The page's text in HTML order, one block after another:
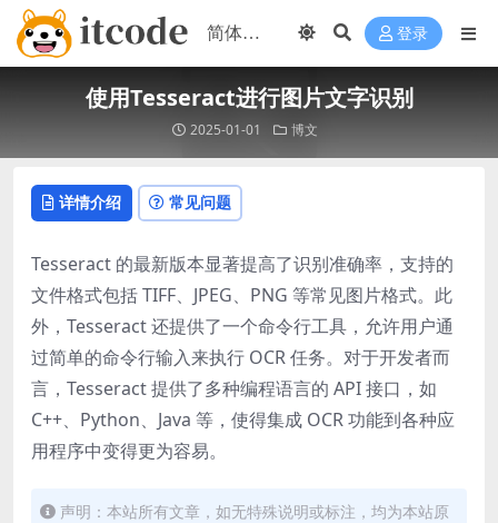
登录
使用Tesseract进行图片文字识别
2025-01-01 博文
详情介绍 常见问题
Tesseract 的最新版本显著提高了识别准确率，支持的
文件格式包括 TIFF、JPEG、PNG 等常见图片格式。此
外，Tesseract 还提供了一个命令行工具，允许用户通
过简单的命令行输入来执行 OCR 任务。对于开发者而
言，Tesseract 提供了多种编程语言的 API 接口，如
C++、Python、Java 等，使得集成 OCR 功能到各种应
用程序中变得更为容易。
声明：本站所有文章，如无特殊说明或标注，均为本站原